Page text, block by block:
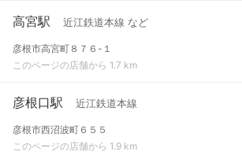
高宮駅 近江鉄道本線 など
彦根市高宮町８７６-１
このページの店舗から 1.7 km
彦根口駅 近江鉄道本線
彦根市西沼波町６５５
このページの店舗から 1.9 km